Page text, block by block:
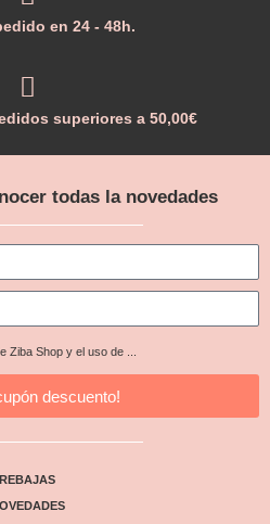
en 24 - 48h.
superiores a 50,00€
todas la novedades
Ziba Shop y el uso de ...
descuento!
REBAJAS